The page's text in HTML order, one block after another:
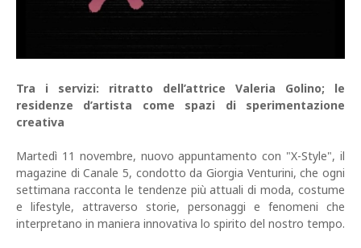
Tra i servizi: ritratto dell’attrice Valeria Golino; le
residenze d’artista come spazi di sperimentazione
creativa
Martedì 11 novembre, nuovo appuntamento con "X-Style", il
magazine di Canale 5, condotto da Giorgia Venturini, che ogni
settimana racconta le tendenze più attuali di moda, costume
e lifestyle, attraverso storie, personaggi e fenomeni che
interpretano in maniera innovativa lo spirito del nostro tempo.